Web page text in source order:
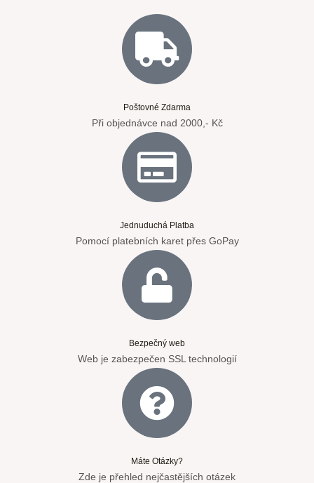
Poštovné Zdarma
Při objednávce nad 2000,- Kč
Jednuduchá Platba
Pomocí platebních karet přes GoPay
Bezpečný web
Web je zabezpečen SSL technologií
Máte Otázky?
Zde je přehled nejčastějších otázek